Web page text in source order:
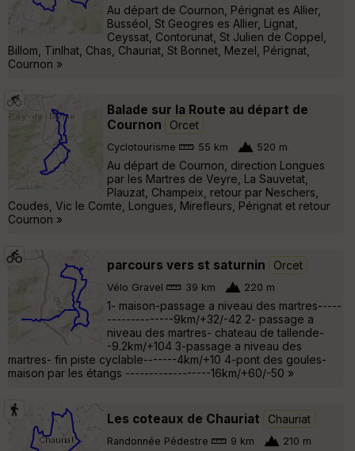
Au départ de Cournon, Pérignat es Allier,
Busséol, St Geogres es Allier, Lignat,
Ceyssat, Contorunat, St Julien de Coppel,
Billom, Tinlhat, Chas, Chauriat, St Bonnet, Mezel, Pérignat,
Cournon »
Balade sur la Route au départ de
Cournon
Orcet
Cyclotourisme 55 km 520 m
Au départ de Cournon, direction Longues
par les Martres de Veyre, La Sauvetat,
Plauzat, Champeix, retour par Neschers,
Coudes, Vic le Comte, Longues, Mirefleurs, Pérignat et retour
Cournon »
parcours vers st saturnin Orcet
Vélo Gravel 39 km 220 m
1- maison-passage a niveau des martres-----
--------------9km/+32/-42 2- passage a
niveau des martres- chateau de tallende-
-9.2km/+104 3-passage a niveau des
martres- fin piste cyclable-------4km/+10 4-pont des goules-
maison par les étangs ------------------16km/+60/-50 »
Les coteaux de Chauriat Chauriat
Randonnée Pédestre 9 km 210 m